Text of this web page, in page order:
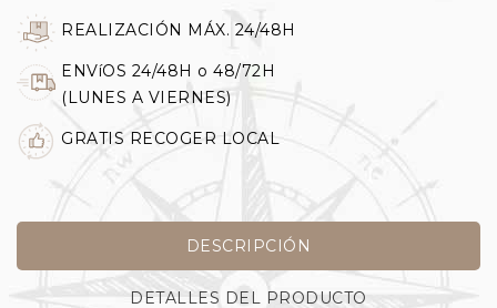
REALIZACIÓN MÁX. 24/48H
ENVíOS 24/48H o 48/72H
(LUNES A VIERNES)
GRATIS RECOGER LOCAL
DESCRIPCIÓN
DETALLES DEL PRODUCTO